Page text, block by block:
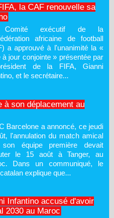
la CAF renouvelle sa
exécutif de la
africaine de football
a approuvé à l'unanimité la «
à jour conjointe » présentée par
de la FIFA, Gianni
et le secrétaire...
son déplacement au
Barcelone a annoncé, ce jeudi
l'annulation du match amical
équipe première devait
le 15 août à Tanger, au
Dans un communiqué, le
explique que...
Infantino accusé d'avoir
2030 au Maroc